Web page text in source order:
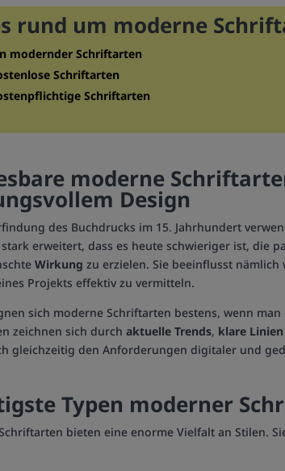
rund um moderne
modernder Schriftarten
Schriftarten
Schriftarten
moderne
Design
des Buchdrucks im 15. Jahrhundert
erweitert, dass es heute schwieriger ist, die
Wirkung zu erzielen. Sie beeinflusst nämlich
Projekts effektiv zu vermitteln.
sich moderne Schriftarten bestens, wenn
zeichnen sich durchaktuelle Trends, klare Linien
gleichzeitig den Anforderungen digitaler und
Typen moderner
bieten eine enorme Vielfalt an Stilen.